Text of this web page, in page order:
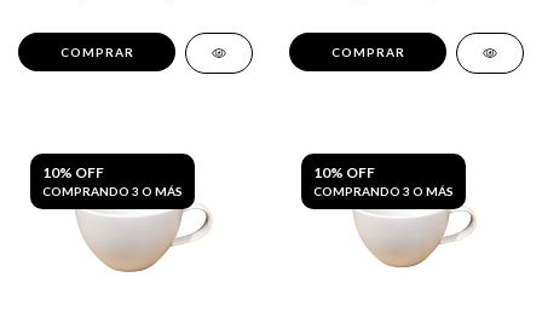
10% OFF
COMPRANDO 3 O MÁS
10% OFF
COMPRANDO 3 O MÁS